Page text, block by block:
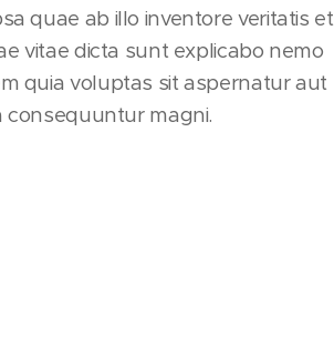
quae ab illo inventore veritatis et
vitae dicta sunt explicabo nemo
quia voluptas sit aspernatur aut
magni.